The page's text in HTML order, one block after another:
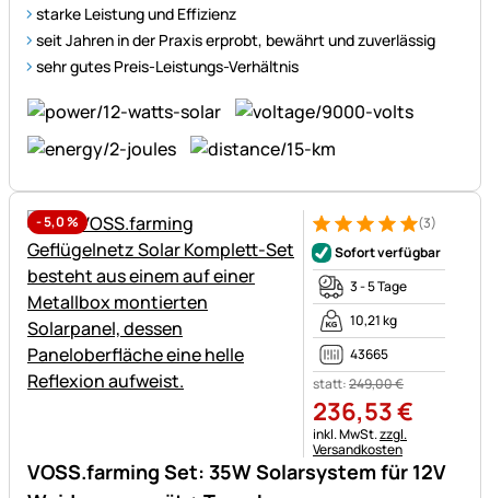
starke Leistung und Effizienz
seit Jahren in der Praxis erprobt, bewährt und zuverlässig
sehr gutes Preis-Leistungs-Verhältnis
-5,0%
VOSS.farming Set: 35W Solarsystem für 12V
Bewertung: 5 von 5 (3
3 Bewertungen
(3)
Sofort verfügbar
3 - 5 Tage
10,21 kg
43665
statt:249,00€
236,53€
Steuerhinweis:
inkl. MwSt.zzgl.
Versandkosten